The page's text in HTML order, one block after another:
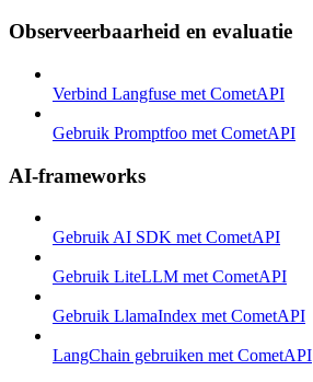
Observeerbaarheid en evaluatie
Verbind Langfuse met CometAPI
Gebruik Promptfoo met CometAPI
AI-frameworks
Gebruik AI SDK met CometAPI
Gebruik LiteLLM met CometAPI
Gebruik LlamaIndex met CometAPI
LangChain gebruiken met CometAPI